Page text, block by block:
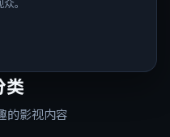
。
类
的影视内容